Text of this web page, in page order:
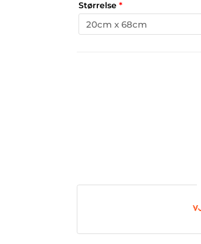
Størrelse *